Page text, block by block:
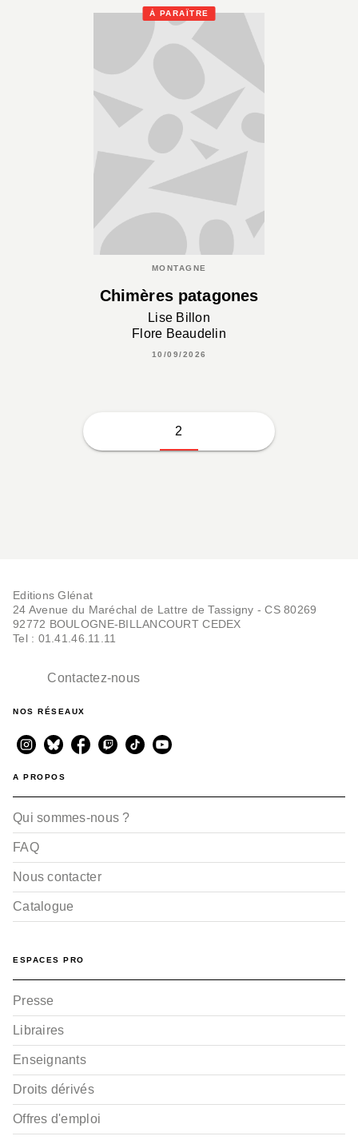
À PARAÎTRE
MONTAGNE
Chimères patagones
Lise Billon
Flore Beaudelin
10/09/2026
2
Editions Glénat
24 Avenue du Maréchal de Lattre de Tassigny - CS 80269
92772 BOULOGNE-BILLANCOURT CEDEX
Tel : 01.41.46.11.11
Contactez-nous
NOS RÉSEAUX
A PROPOS
Qui sommes-nous ?
FAQ
Nous contacter
Catalogue
ESPACES PRO
Presse
Libraires
Enseignants
Droits dérivés
Offres d'emploi